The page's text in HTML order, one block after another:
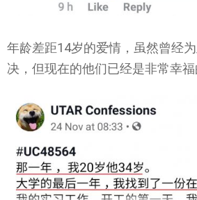
年龄差距14岁的爱情，虽然曾经
决，但现在的他们已经是非常幸福